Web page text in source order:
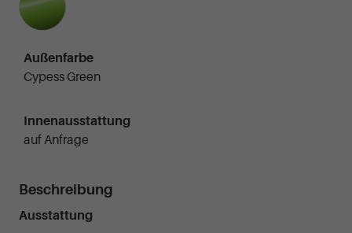
Außenfarbe
Cypess Green
Innenausstattung
auf Anfrage
Beschreibung
Ausstattung